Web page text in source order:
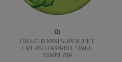
OJ
CRU-ZEN MINI SUPER JUICE
EMERALD MARBLE SWIRL
55MM 78A